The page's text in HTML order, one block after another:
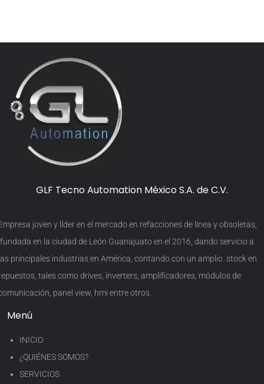
GLF Tecno Automation México S.A. de C.V.
joven y líder en el mercado en refacciones de línea y obsoletas,
en la ciudad de León Guanajuato en el 2016, dando servicio a
principales industrias en América, contando con un amplio stock en
tales como drives, inverters, amplificadores, módulos de
panel view, hmi entre otros.
Menú
INICIO
¿QUIÉNES SOMOS?
SERVICIOS